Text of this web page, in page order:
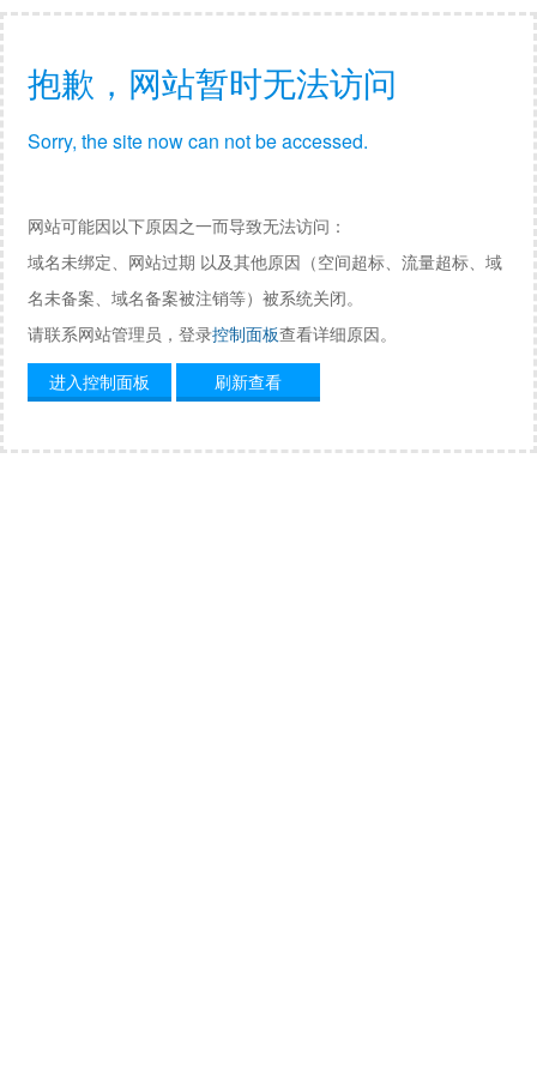
抱歉，网站暂时无法访问
Sorry, the site now can not be accessed.
网站可能因以下原因之一而导致无法访问：
域名未绑定、网站过期 以及其他原因（空间超标、流量超标、域
名未备案、域名备案被注销等）被系统关闭。
请联系网站管理员，登录控制面板查看详细原因。
进入控制面板
刷新查看